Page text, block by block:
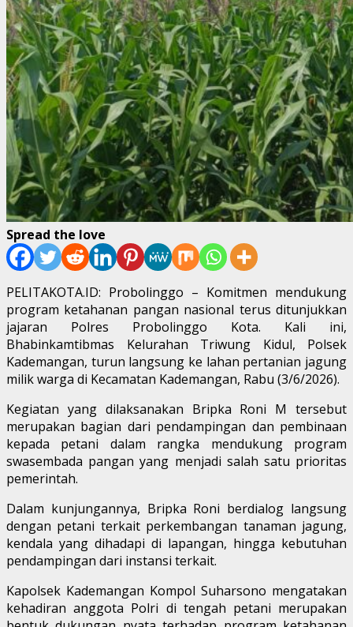
Spread the love
PELITAKOTA.ID: Probolinggo – Komitmen mendukung
program ketahanan pangan nasional terus ditunjukkan
jajaran Polres Probolinggo Kota. Kali ini,
Bhabinkamtibmas Kelurahan Triwung Kidul, Polsek
Kademangan, turun langsung ke lahan pertanian jagung
milik warga di Kecamatan Kademangan, Rabu (3/6/2026).
Kegiatan yang dilaksanakan Bripka Roni M tersebut
merupakan bagian dari pendampingan dan pembinaan
kepada petani dalam rangka mendukung program
swasembada pangan yang menjadi salah satu prioritas
pemerintah.
Dalam kunjungannya, Bripka Roni berdialog langsung
dengan petani terkait perkembangan tanaman jagung,
kendala yang dihadapi di lapangan, hingga kebutuhan
pendampingan dari instansi terkait.
Kapolsek Kademangan Kompol Suharsono mengatakan
kehadiran anggota Polri di tengah petani merupakan